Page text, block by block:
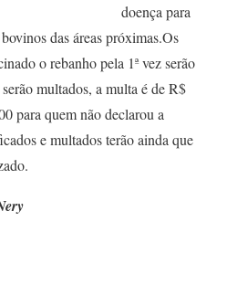
doença para
das áreas próximas.Os
o rebanho pela 1ª vez serão
multados, a multa é de R$
para quem não declarou a
e multados terão ainda que